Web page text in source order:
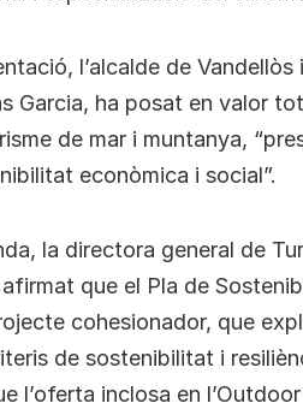
l’alcalde de
Garcia, ha posat en valor
de mar i muntanya,
econòmica i social”.
la directora general de
que el Pla de
cohesionador, que
de sostenibilitat i
l’oferta inclosa en